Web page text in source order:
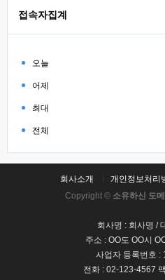
접속자집계
오늘
어제
최대
전체
회사소개 개인정보처리
Copyright © 소유하신 도
회사명 : 회사명 /
주소 : OO도 OO시
사업자 등록번호 :
전화 : 02-123-4567